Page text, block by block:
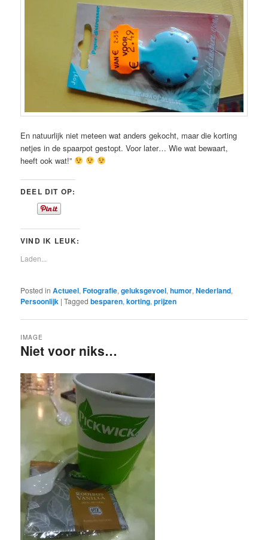
En natuurlijk niet meteen wat anders gekocht, maar die korting
netjes in de spaarpot gestopt. Voor later… Wie wat bewaart,
heeft ook wat!”
DEEL DIT OP:
VIND IK LEUK:
Laden...
Posted in Actueel,Fotografie,geluksgevoel,humor,Nederland,
Persoonlijk |Tagged besparen,korting,prijzen
Niet voor niks…
IMAGE